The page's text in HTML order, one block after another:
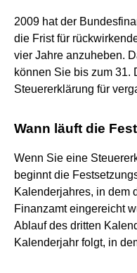
2009 hat der
die Frist für
vier Jahre anzuheben.
können Sie bis zum 31.
Steuererklärung für
Wann läuft die
Wenn Sie eine
beginnt die
Kalenderjahres, in dem
Finanzamt eingereicht
Ablauf des dritten
Kalenderjahr folgt, in